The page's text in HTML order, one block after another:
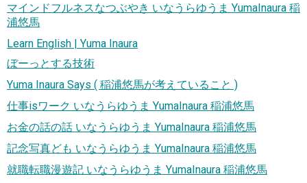
マインドフルネスなつぶやき いなうらゆうま YumaInaura 稲
浦悠馬
Learn English | Yuma Inaura
ぼーっとする技術
Yuma Inaura Says ( 稲浦悠馬が考えていること )
仕事isワーク いなうらゆうま YumaInaura 稲浦悠馬
お金の話の話 いなうらゆうま YumaInaura 稲浦悠馬
記念写真ども いなうらゆうま YumaInaura 稲浦悠馬
就職転職漫遊記 いなうらゆうま YumaInaura 稲浦悠馬